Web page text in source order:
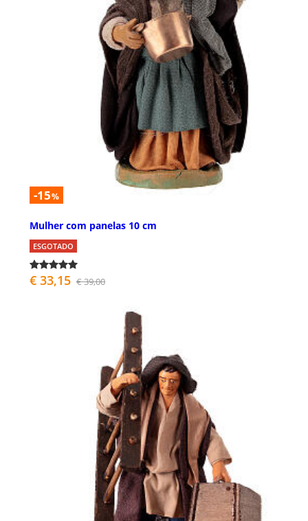
-15%
Mulher com panelas 10 cm
ESGOTADO
€ 33,15 € 39,00